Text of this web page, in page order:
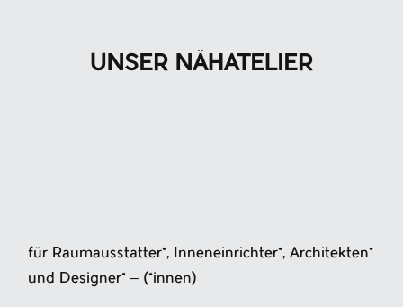
UNSER NÄHATELIER
für Raumausstatter*, Inneneinrichter*, Architekten*
und Designer* – (*innen)